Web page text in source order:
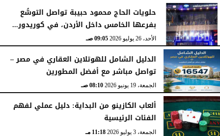
الأحد، 2 أغسطس 2026 11:48 صـ
حلويات الحاج محمود حبيبة تواصل التوسُّع
بفرعها الخامس داخل الأردن، في كوريدور...
الأحد، 26 يوليو 2026 09:05 صـ
الدليل الشامل للهوتلاين العقاري في مصر –
تواصل مباشر مع أفضل المطورين
الجمعة، 19 يونيو 2026 08:10 صـ
ألعاب الكازينو من البداية: دليل عملي لفهم
الفئات الرئيسية
الجمعة، 3 يوليو 2026 11:18 مـ